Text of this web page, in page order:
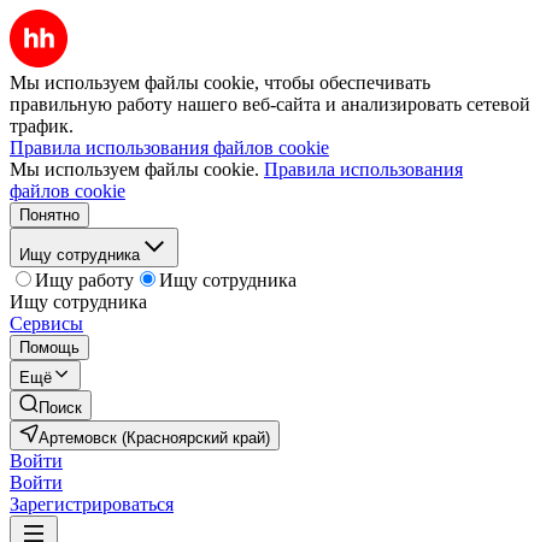
Мы используем файлы cookie, чтобы обеспечивать
правильную работу нашего веб-сайта и анализировать сетевой
трафик.
Правила использования файлов cookie
Мы используем файлы cookie. Правила использования
файлов cookie
Понятно
Ищу сотрудника
Ищу работу
Ищу сотрудника
Ищу сотрудника
Сервисы
Помощь
Ещё
Поиск
Артемовск (Красноярский край)
Войти
Войти
Зарегистрироваться